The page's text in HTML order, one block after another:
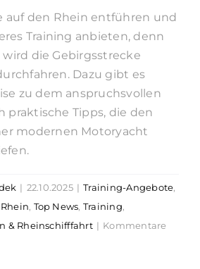
auf den Rhein entführen und
Training anbieten, denn
die Gebirgsstrecke
Dazu gibt es
zu dem anspruchsvollen
praktische Tipps, die den
modernen Motoryacht
| 22.10.2025 | Training-Angebote,
Rhein, Top News, Training,
& Rheinschifffahrt | Kommentare